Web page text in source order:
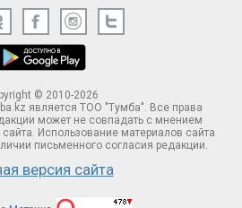
© 2010-2026
является ТОО "Тумба". Все права
может не совпадать с мнением
Использование материалов сайта
письменного согласия редакции.
версия сайта